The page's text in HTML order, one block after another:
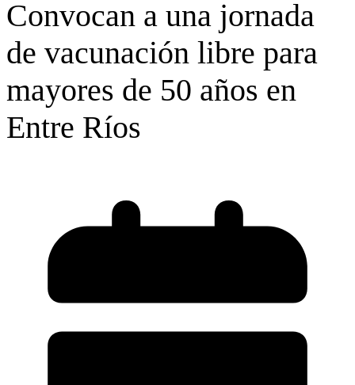
Convocan a una jornada
de vacunación libre para
mayores de 50 años en
Entre Ríos